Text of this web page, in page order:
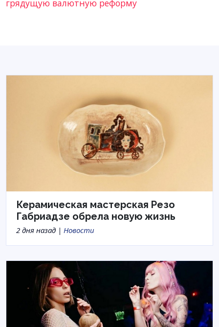
грядущую валютную реформу
Керамическая мастерская Резо
Габриадзе обрела новую жизнь
2 дня назад | Новости